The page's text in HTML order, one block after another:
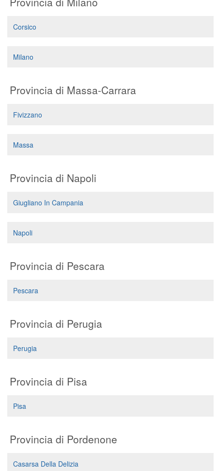
Corsico
Milano
Provincia di Massa-Carrara
Fivizzano
Massa
Provincia di Napoli
Giugliano In Campania
Napoli
Provincia di Pescara
Pescara
Provincia di Perugia
Perugia
Provincia di Pisa
Pisa
Provincia di Pordenone
Casarsa Della Delizia